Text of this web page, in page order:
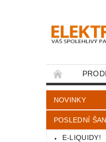
KONTAKTY
NOVINKY
POSLEDNÍ
E-LIQUIDY!